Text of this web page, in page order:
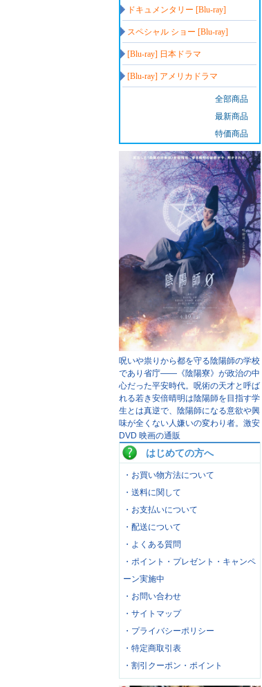
ドキュメンタリー [Blu-ray]
スペシャル ショー [Blu-ray]
[Blu-ray] 日本ドラマ
[Blu-ray] アメリカドラマ
全部商品
最新商品
特価商品
呪いや祟りから都を守る陰陽師の学校
であり省庁――《陰陽寮》が政治の中
心だった平安時代。呪術の天才と呼ば
れる若き安倍晴明は陰陽師を目指す学
生とは真逆で、陰陽師になる意欲や興
味が全くない人嫌いの変わり者。 激安
DVD 映画の通販
はじめての方へ
・お買い物方法について
・送料に関して
・お支払いについて
・配送について
・よくある質問
・ポイント・プレゼント・キャンペ
ーン実施中
・お問い合わせ
・サイトマップ
・プライバシーポリシー
・特定商取引表
・割引クーポン・ポイント